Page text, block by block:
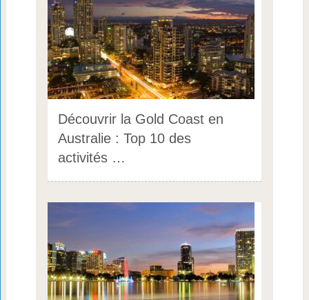
Découvrir la Gold Coast en
Australie : Top 10 des
activités …